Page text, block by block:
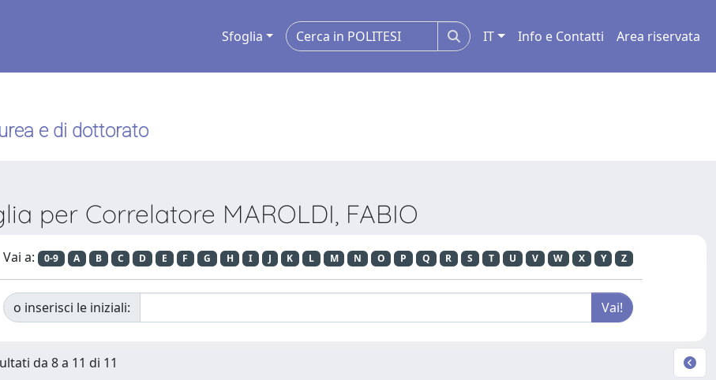
Sfoglia IT Info e Contatti Area riservata
e di dottorato
per Correlatore MAROLDI, FABIO
Vai a: 0-9 A B C D E F G H I J K L M N O P Q R S T U V W X Y Z
o inserisci le iniziali:
da 8 a 11 di 11